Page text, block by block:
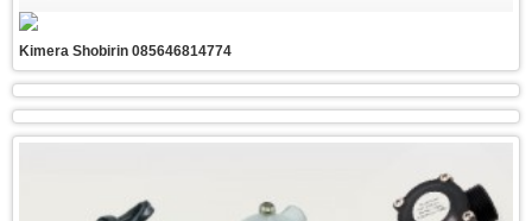
Kimera Shobirin 085646814774